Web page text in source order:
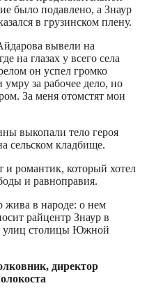
было подавлено, а Знаур
в грузинском плену.
вывели на
на глазах у всего села
он успел громко
за рабочее дело, но
За меня отомстят мои
выкопали тело героя
сельском кладбище.
и романтик, который хотел
и равноправия.
жива в народе: о нем
райцентр Знаур в
столицы Южной
директор